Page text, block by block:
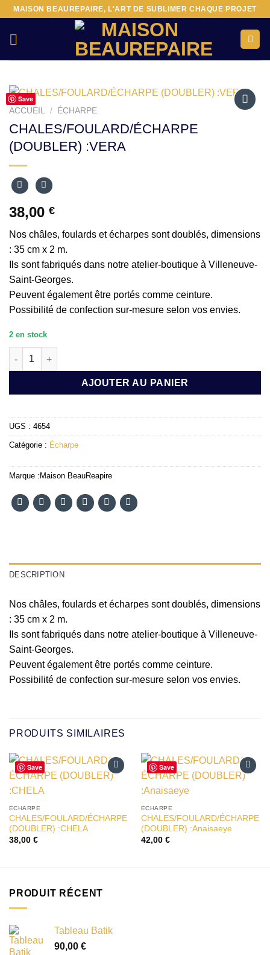
Passer
contenu
MAISON BEAUREPAIRE, L'ART DE SUBLIMER CHAQUE PROJET
Save
ACCUEIL / ÉCHARPE
CHALES/FOULARD/ÉCHARPE
(DOUBLER) :VERA
38,00 €
Nos châles, foulards et écharpes sont doublés, dimensions
: 35 cm x 2 m.
Ils sont fabriqués dans notre atelier-boutique à Villeneuve-
Saint-Georges.
Peuvent également être portés comme ceinture.
Possibilité de confection sur-mesure selon vos envies.
2 en stock
quantité de CHALES/FOULARD/ÉCHARPE (DOUBLER) :VERA
AJOUTER AU PANIER
UGS : 4654
Catégorie : Écharpe
Marque : Maison BeauReapire
DESCRIPTION
Nos châles, foulards et écharpes sont doublés, dimensions
: 35 cm x 2 m.
Ils sont fabriqués dans notre atelier-boutique à Villeneuve-
Saint-Georges.
Peuvent également être portés comme ceinture.
Possibilité de confection sur-mesure selon vos envies.
PRODUITS SIMILAIRES
Save
ÉCHARPE
CHALES/FOULARD/ÉCHARPE
(DOUBLER) :CHELA
38,00 €
Save
ÉCHARPE
CHALES/FOULARD/ÉCHARPE
(DOUBLER) :Anaisaeye
42,00 €
PRODUIT RÉCENT
Tableau Batik
90,00 €